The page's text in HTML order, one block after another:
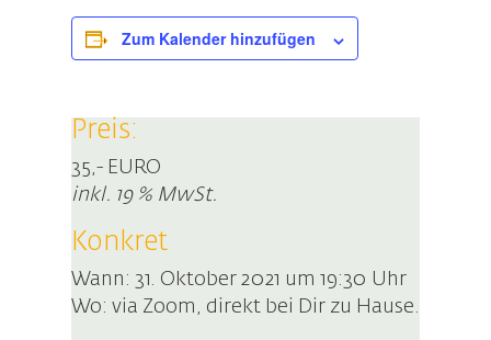
Zum Kalender hinzufügen
Preis:
35,- EURO
inkl. 19 % MwSt.
Konkret
Wann: 31. Oktober 2021 um 19:30 Uhr
Wo: via Zoom, direkt bei Dir zu Hause.